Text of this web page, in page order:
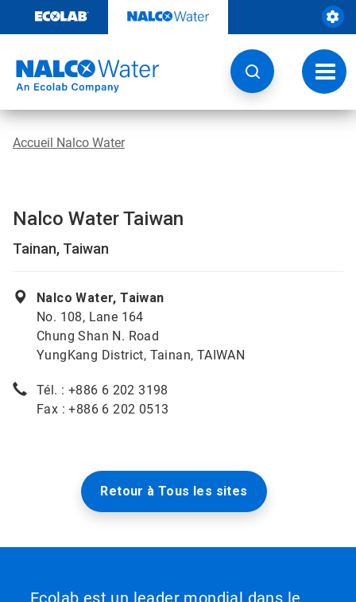
contenu
la
Accueil Nalco Water
Nalco Water Taiwan
Tainan, Taiwan
Nalco Water, Taiwan
No. 108, Lane 164
Chung Shan N. Road
YungKang District, Tainan, TAIWAN
Tél. : +886 6 202 3198
Fax : +886 6 202 0513
Retour à Tous les sites
Ecolab est un leader mondial dans le